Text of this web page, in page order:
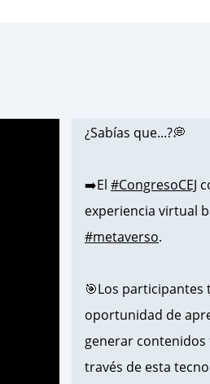
¿Sabías que...?💭
➡️El #CongresoCEJ
experiencia virtual
#metaverso.
🎯Los participantes
oportunidad de
generar
través de esta